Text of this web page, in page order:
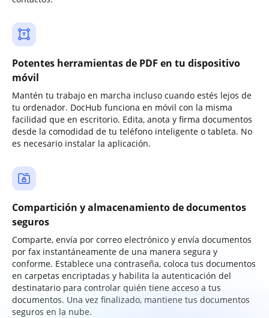
Potentes herramientas de PDF en tu dispositivo
móvil
Mantén tu trabajo en marcha incluso cuando estés lejos de
tu ordenador. DocHub funciona en móvil con la misma
facilidad que en escritorio. Edita, anota y firma documentos
desde la comodidad de tu teléfono inteligente o tableta. No
es necesario instalar la aplicación.
Compartición y almacenamiento de documentos
seguros
Comparte, envía por correo electrónico y envía documentos
por fax instantáneamente de una manera segura y
conforme. Establece una contraseña, coloca tus documentos
en carpetas encriptadas y habilita la autenticación del
destinatario para controlar quién tiene acceso a tus
documentos. Una vez finalizado, mantiene tus documentos
seguros en la nube.